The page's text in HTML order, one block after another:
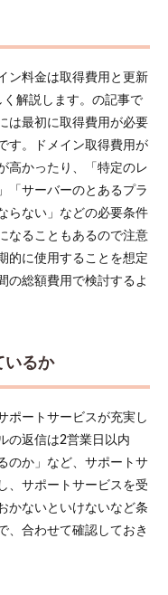
ン料金は取得費用と更新
解説します。の記事で
は最初に取得費用が必要
す。ドメイン取得費用が
高かったり、「特定のレ
「サーバーのとあるプラ
らない」などの必要条件
なることもあるので注意
的に使用することを想定
の総額費用で検討するよ
いるか
ポートサービスが充実し
の返信は2営業日以内
のか」など、サポートサ
、サポートサービスを受
かないといけないなど条
、合わせて確認しておき